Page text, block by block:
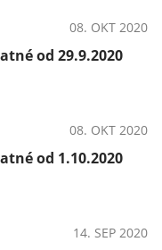
08. OKT 2020
od 29.9.2020
08. OKT 2020
od 1.10.2020
14. SEP 2020